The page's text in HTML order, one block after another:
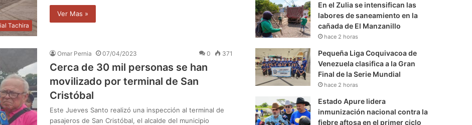
Tachira
Ver Mas »
Omar Pernia 07/04/2023 0 371
Cerca de 30 mil personas se han
movilizado por terminal de San
Cristóbal
Este Jueves Santo realizó una inspección al terminal de
pasajeros de San Cristóbal, el alcalde del municipio
En el Zulia se intensifican las
labores de saneamiento en la
cañada de El Manzanillo
hace 2 horas
Pequeña Liga Coquivacoa de
Venezuela clasifica a la Gran
Final de la Serie Mundial
hace 2 horas
Estado Apure lidera
inmunización nacional contra la
fiebre aftosa en el primer ciclo